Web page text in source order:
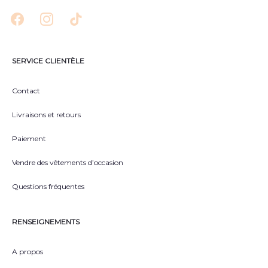
SERVICE CLIENTÈLE
Contact
Livraisons et retours
Paiement
Vendre des vêtements d’occasion
Questions fréquentes
RENSEIGNEMENTS
A propos